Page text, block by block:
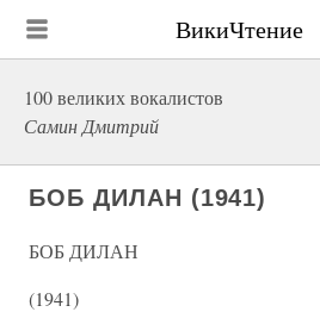
ВикиЧтение
100 великих вокалистов
Самин Дмитрий
БОБ ДИЛАН (1941)
БОБ ДИЛАН
(1941)